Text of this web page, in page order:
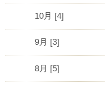
10月 [4]
9月 [3]
8月 [5]